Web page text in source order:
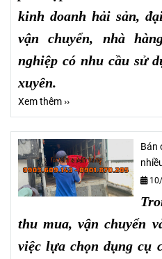
kinh doanh hải sản,
vận chuyển, nhà
nghiệp có nhu cầu sử
xuyên.
Xem thêm ››
Bán
thu mua, vận chuyển
việc lựa chọn dụng cụ